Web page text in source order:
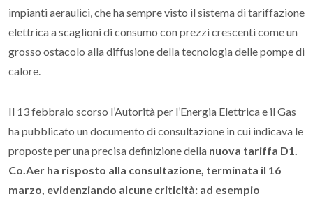
impianti aeraulici, che ha sempre visto il sistema di tariffazione
elettrica a scaglioni di consumo con prezzi crescenti come un
grosso ostacolo alla diffusione della tecnologia delle pompe di
calore.
Il 13 febbraio scorso l’Autorità per l’Energia Elettrica e il Gas
ha pubblicato un documento di consultazione in cui indicava le
proposte per una precisa definizione della nuova tariffa D1.
Co.Aer ha risposto alla consultazione, terminata il 16
marzo, evidenziando alcune criticità: ad esempio